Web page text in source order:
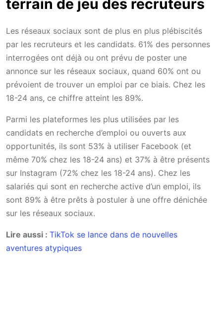
terrain de jeu des recruteurs
Les réseaux sociaux sont de plus en plus plébiscités
par les recruteurs et les candidats. 61% des personnes
interrogées ont déjà ou ont prévu de poster une
annonce sur les réseaux sociaux, quand 60% ont ou
prévoient de trouver un emploi par ce biais. Chez les
18-24 ans, ce chiffre atteint les 89%.
Parmi les plateformes les plus utilisées par les
candidats en recherche d’emploi ou ouverts aux
opportunités, ils sont 53% à utiliser Facebook (et
même 70% chez les 18-24 ans) et 37% à être présents
sur Instagram (72% chez les 18-24 ans). Chez les
salariés qui sont en recherche active d’un emploi, ils
sont 89% à être prêts à postuler à une offre dénichée
sur les réseaux sociaux.
Lire aussi : TikTok se lance dans de nouvelles
aventures atypiques